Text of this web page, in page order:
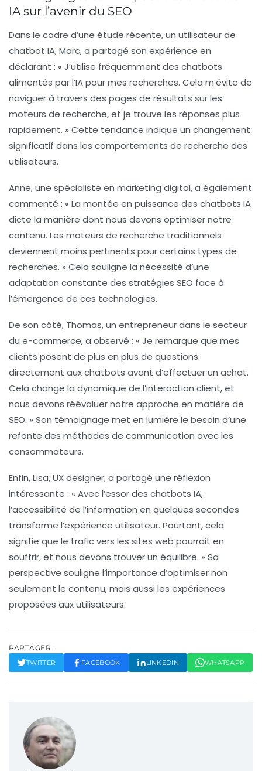
IA sur l’avenir du SEO
Dans le cadre d’une étude récente, un utilisateur de
chatbot IA, Marc, a partagé son expérience en
déclarant : « J’utilise fréquemment des chatbots
alimentés par l’IA pour mes recherches. Cela m’évite de
naviguer à travers des pages de résultats sur les
moteurs de recherche, et je trouve les réponses plus
rapidement. » Cette tendance indique un changement
significatif dans les comportements de recherche des
utilisateurs.
Anne, une spécialiste en marketing digital, a également
commenté : « La montée en puissance des chatbots IA
dicte la manière dont nous devons optimiser notre
contenu. Les moteurs de recherche traditionnels
deviennent moins pertinents pour certains types de
recherches. » Cela souligne la nécessité d’une
adaptation constante des stratégies SEO face à
l’émergence de ces technologies.
De son côté, Thomas, un entrepreneur dans le secteur
du e-commerce, a observé : « Je remarque que mes
clients posent de plus en plus de questions
directement aux chatbots avant d’effectuer un achat.
Cela change la dynamique de l’interaction client, et
nous devons réévaluer notre approche en matière de
SEO. » Son témoignage met en lumière le besoin d’une
refonte des méthodes de communication avec les
consommateurs.
Enfin, Lisa, UX designer, a partagé une réflexion
intéressante : « Avec l’essor des chatbots IA,
l’accessibilité de l’information en quelques secondes
transforme l’expérience utilisateur. Pourtant, cela
signifie que le trafic vers les sites web pourrait en
souffrir, et nous devons trouver un équilibre. » Sa
perspective souligne l’importance d’optimiser non
seulement le contenu, mais aussi les expériences
proposées aux utilisateurs.
PARTAGER :
TWITTER FACEBOOK LINKEDIN WHATSAPP